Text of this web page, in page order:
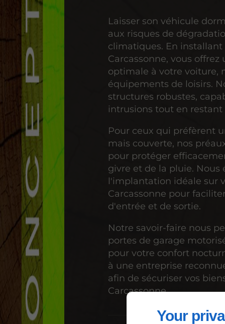
Your
Laisser son véhicule
aux risques de
climatiques. En
Carcassonne, vous offrez
optimale à votre voiture,
équipements de loisirs.
structures robustes,
intrusions tout en restant
Pour ceux qui préfèrent
mais couverte, nos
pour protéger
givre et de la pluie. Nous
l'implantation idéale sur
Carcassonne pour
d'entrée et de sortie.
Notre savoir-faire nous
portes de garage
pour votre confort
à une entreprise
afin de sécuriser vos
Carcassonne.